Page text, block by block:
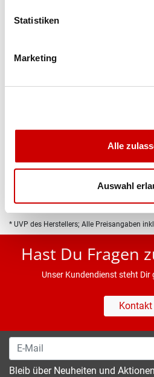
Statistiken
Marketing
Alle
Auswahl
IN DEN WARENKORB
Bis 17:00 Uhr bestellen: morgen
Produktbeschreibung
* UVP des Herstellers; Alle Preisangaben
Hast Du Fragen
Unser Kundendienst steht Dir
Kontakt
Bleib über Neuheiten und